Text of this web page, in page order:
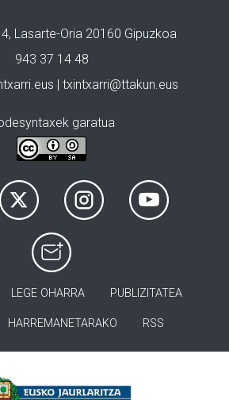
Lasarte-Oria 20160 Gipuzkoa
943 37 14 48
| txintxarri@ttakun.eus
garatua
LEGE OHARRA PUBLIZITATEA
HARREMANETARAKO RSS